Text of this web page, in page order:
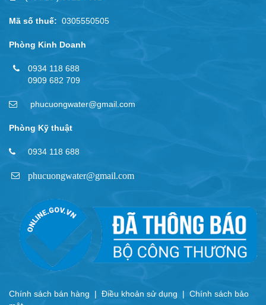
Mã số thuế: 0305550505
Phòng Kinh Doanh
0934 118 688
0909 682 709
phucuongwater@gmail.com
Phòng Kỹ thuật
0934 118 688
phucuongwater@gmail.com
Chính sách bán hàng | Điều khoản sử dụng | Chính sách bảo